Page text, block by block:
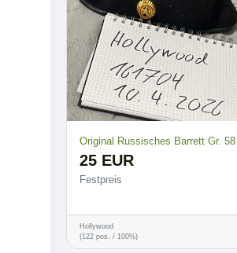
Original Russisches Barrett Gr. 58
25 EUR
Festpreis
Hollywood
(122 pos. / 100%)